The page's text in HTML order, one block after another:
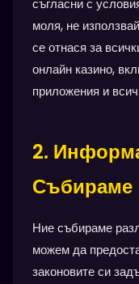
съгласни с
моля, не
се отнася за
онлайн казино,
приложения и
2.
Събираме
Ние събираме
можем да
законовите си